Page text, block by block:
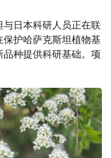
与日本科研人员正在联
护哈萨克斯坦植物基
种提供科研基础。项